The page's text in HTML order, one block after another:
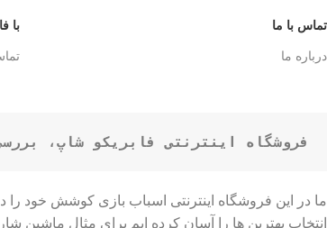
تماس با ما
درباره ما
با
فروشگاه اینترنتی فابریکو شاپ،
ما در این فروشگاه اینترنتی اسباب بازی کوشش خود